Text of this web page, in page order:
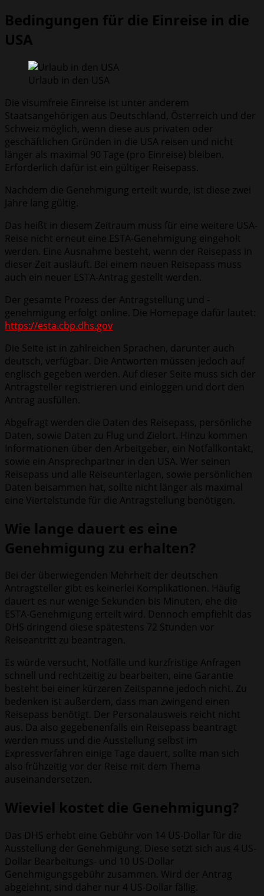
Bedingungen für die Einreise in die
USA
Urlaub in den USA
Die visumfreie Einreise ist unter anderem
Staatsangehörigen aus Deutschland, Österreich und der
Schweiz möglich, wenn diese aus privaten oder
geschäftlichen Gründen in die USA reisen und nicht
länger als maximal 90 Tage (pro Einreise) bleiben.
Erforderlich dafür ist ein gültiger Reisepass.
Nachdem die Genehmigung erteilt wurde, ist diese zwei
Jahre lang gültig.
Das heißt in diesem Zeitraum muss für eine weitere USA-
Reise nicht erneut eine ESTA-Genehmigung eingeholt
werden. Eine Ausnahme besteht, wenn der Reisepass in
dieser Zeit ausläuft. Bei einem neuen Reisepass muss
auch ein neuer ESTA-Antrag gestellt werden.
Der gesamte Prozess der Antragstellung und -
genehmigung erfolgt online. Die Homepage dafür lautet:
https://esta.cbp.dhs.gov
Die Seite ist in zahlreichen Sprachen, darunter auch
deutsch, verfügbar. Die Antworten müssen jedoch auf
englisch gegeben werden. Auf dieser Seite muss sich der
Antragsteller registrieren und einloggen und dort den
Antrag ausfüllen.
Abgefragt werden die Daten des Reisepass, persönliche
Daten, sowie Daten zu Flug und Zielort. Hinzu kommen
Informationen über den Arbeitgeber, ein Notfallkontakt,
sowie ein Ansprechpartner in den USA. Wer seinen
Reisepass und alle Reiseunterlagen, sowie persönlichen
Daten beisammen hat, sollte nicht länger als maximal
eine Viertelstunde für die Antragstellung benötigen.
Wie lange dauert es eine
Genehmigung zu erhalten?
Bei der überwiegenden Mehrheit der deutschen
Antragsteller gibt es keinerlei Komplikationen. Häufig
dauert es nur wenige Sekunden bis Minuten, ehe die
ESTA-Genehmigung erteilt wird. Dennoch empfiehlt das
DHS dringend diese spätestens 72 Stunden vor
Reiseantritt zu beantragen.
Es würde versucht, Notfälle und kurzfristige Anfragen
schnell und rechtzeitig zu bearbeiten, eine Garantie
besteht bei einer kürzeren Zeitspanne jedoch nicht. Zu
bedenken ist außerdem, dass man zwingend einen
Reisepass benötigt. Der Personalausweis reicht nicht
aus. Da also gegebenenfalls ein Reisepass beantragt
werden muss und die Ausstellung selbst im
Expressverfahren einige Tage dauert, sollte man sich
also frühzeitig vor der Reise mit dem Thema
auseinandersetzen.
Wieviel kostet die Genehmigung?
Das DHS erhebt eine Gebühr von 14 US-Dollar für die
Ausstellung der Genehmigung. Diese setzt sich aus 4 US-
Dollar Bearbeitungs- und 10 US-Dollar
Genehmigungsgebühr zusammen. Wird der Antrag
abgelehnt, sind daher nur 4 US-Dollar fällig.